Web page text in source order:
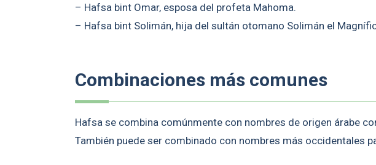
– Hafsa bint Omar, esposa del profeta Mahoma.
– Hafsa bint Solimán, hija del sultán otomano Solimán el
Combinaciones más comunes
Hafsa se combina comúnmente con nombres de origen árabe
También puede ser combinado con nombres más occidentales